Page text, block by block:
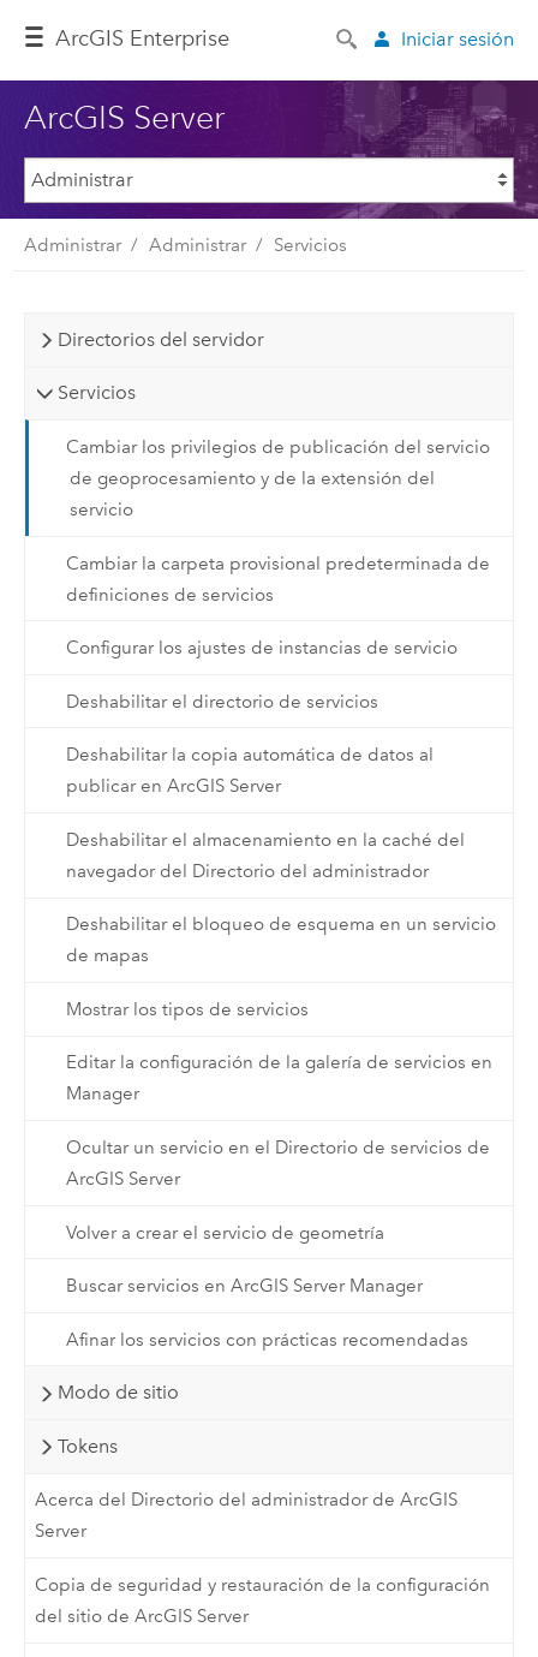
ArcGIS Enterprise Iniciar sesión
ArcGIS Server
Administrar Administrar Servicios
Directorios del servidor
Servicios
Cambiar los privilegios de publicación del servicio
de geoprocesamiento y de la extensión del
servicio
Cambiar la carpeta provisional predeterminada de
definiciones de servicios
Configurar los ajustes de instancias de servicio
Deshabilitar el directorio de servicios
Deshabilitar la copia automática de datos al
publicar en ArcGIS Server
Deshabilitar el almacenamiento en la caché del
navegador del Directorio del administrador
Deshabilitar el bloqueo de esquema en un servicio
de mapas
Mostrar los tipos de servicios
Editar la configuración de la galería de servicios en
Manager
Ocultar un servicio en el Directorio de servicios de
ArcGIS Server
Volver a crear el servicio de geometría
Buscar servicios en ArcGIS Server Manager
Afinar los servicios con prácticas recomendadas
Modo de sitio
Tokens
Acerca del Directorio del administrador de ArcGIS
Server
Copia de seguridad y restauración de la configuración
del sitio de ArcGIS Server